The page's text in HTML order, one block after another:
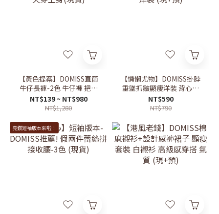
【黃色提案】DOMISS直筒
牛仔長褲-2色 牛仔褲 把夏
天穿上身(現貨)
NT$139 ~ NT$980
NT$1,280
【慵懶尤物】DOMISS掛脖
垂墜抓皺顯瘦洋裝 背心裙
洋裝 (現+預)
NT$590
NT$790
亮鑽短袖版本來啦！